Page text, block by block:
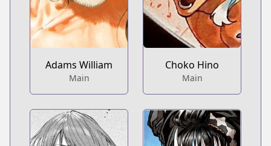
Adams William
Main
Choko Hino
Main